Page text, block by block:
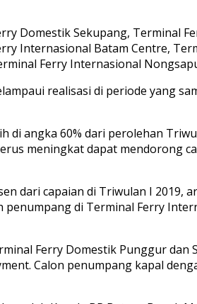
Domestik Sekupang, Terminal
Internasional Batam Centre,
Ferry Internasional
realisasi di periode yang
angka 60% dari perolehan
meningkat dapat mendorong
dari capaian di Triwulan I 2019,
di Terminal Ferry
Ferry Domestik Punggur
Calon penumpang kapal